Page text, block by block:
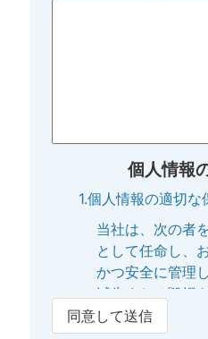
個人情報
1.個人情報の適切な
当社は、次の者
として任命し、
かつ安全に管理
滅失または毀損
ています。
同意して送信